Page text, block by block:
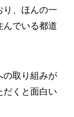
り、ほんの一
んでいる都道
の取り組みが
だくと面白い